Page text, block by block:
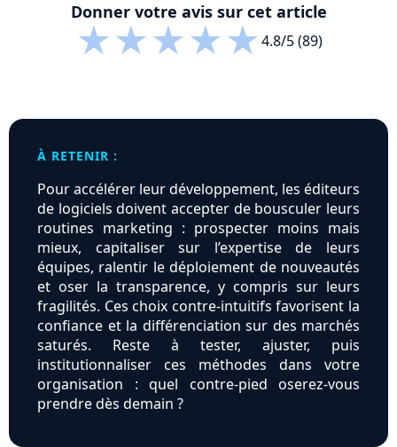
Donner votre avis sur cet article
★★★★★4.8/5 (89)
À RETENIR :
Pour accélérer leur développement, les éditeurs
de logiciels doivent accepter de bousculer leurs
routines marketing : prospecter moins mais
mieux, capitaliser sur l’expertise de leurs
équipes, ralentir le déploiement de nouveautés
et oser la transparence, y compris sur leurs
fragilités. Ces choix contre-intuitifs favorisent la
confiance et la différenciation sur des marchés
saturés. Reste à tester, ajuster, puis
institutionnaliser ces méthodes dans votre
organisation : quel contre-pied oserez-vous
prendre dès demain ?